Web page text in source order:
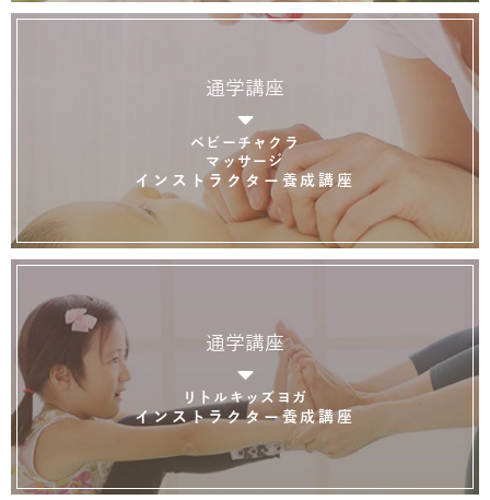
通学講座
ベビーチャクラ
マッサージ
インストラクター養成講座
通学講座
リトルキッズヨガ
インストラクター養成講座